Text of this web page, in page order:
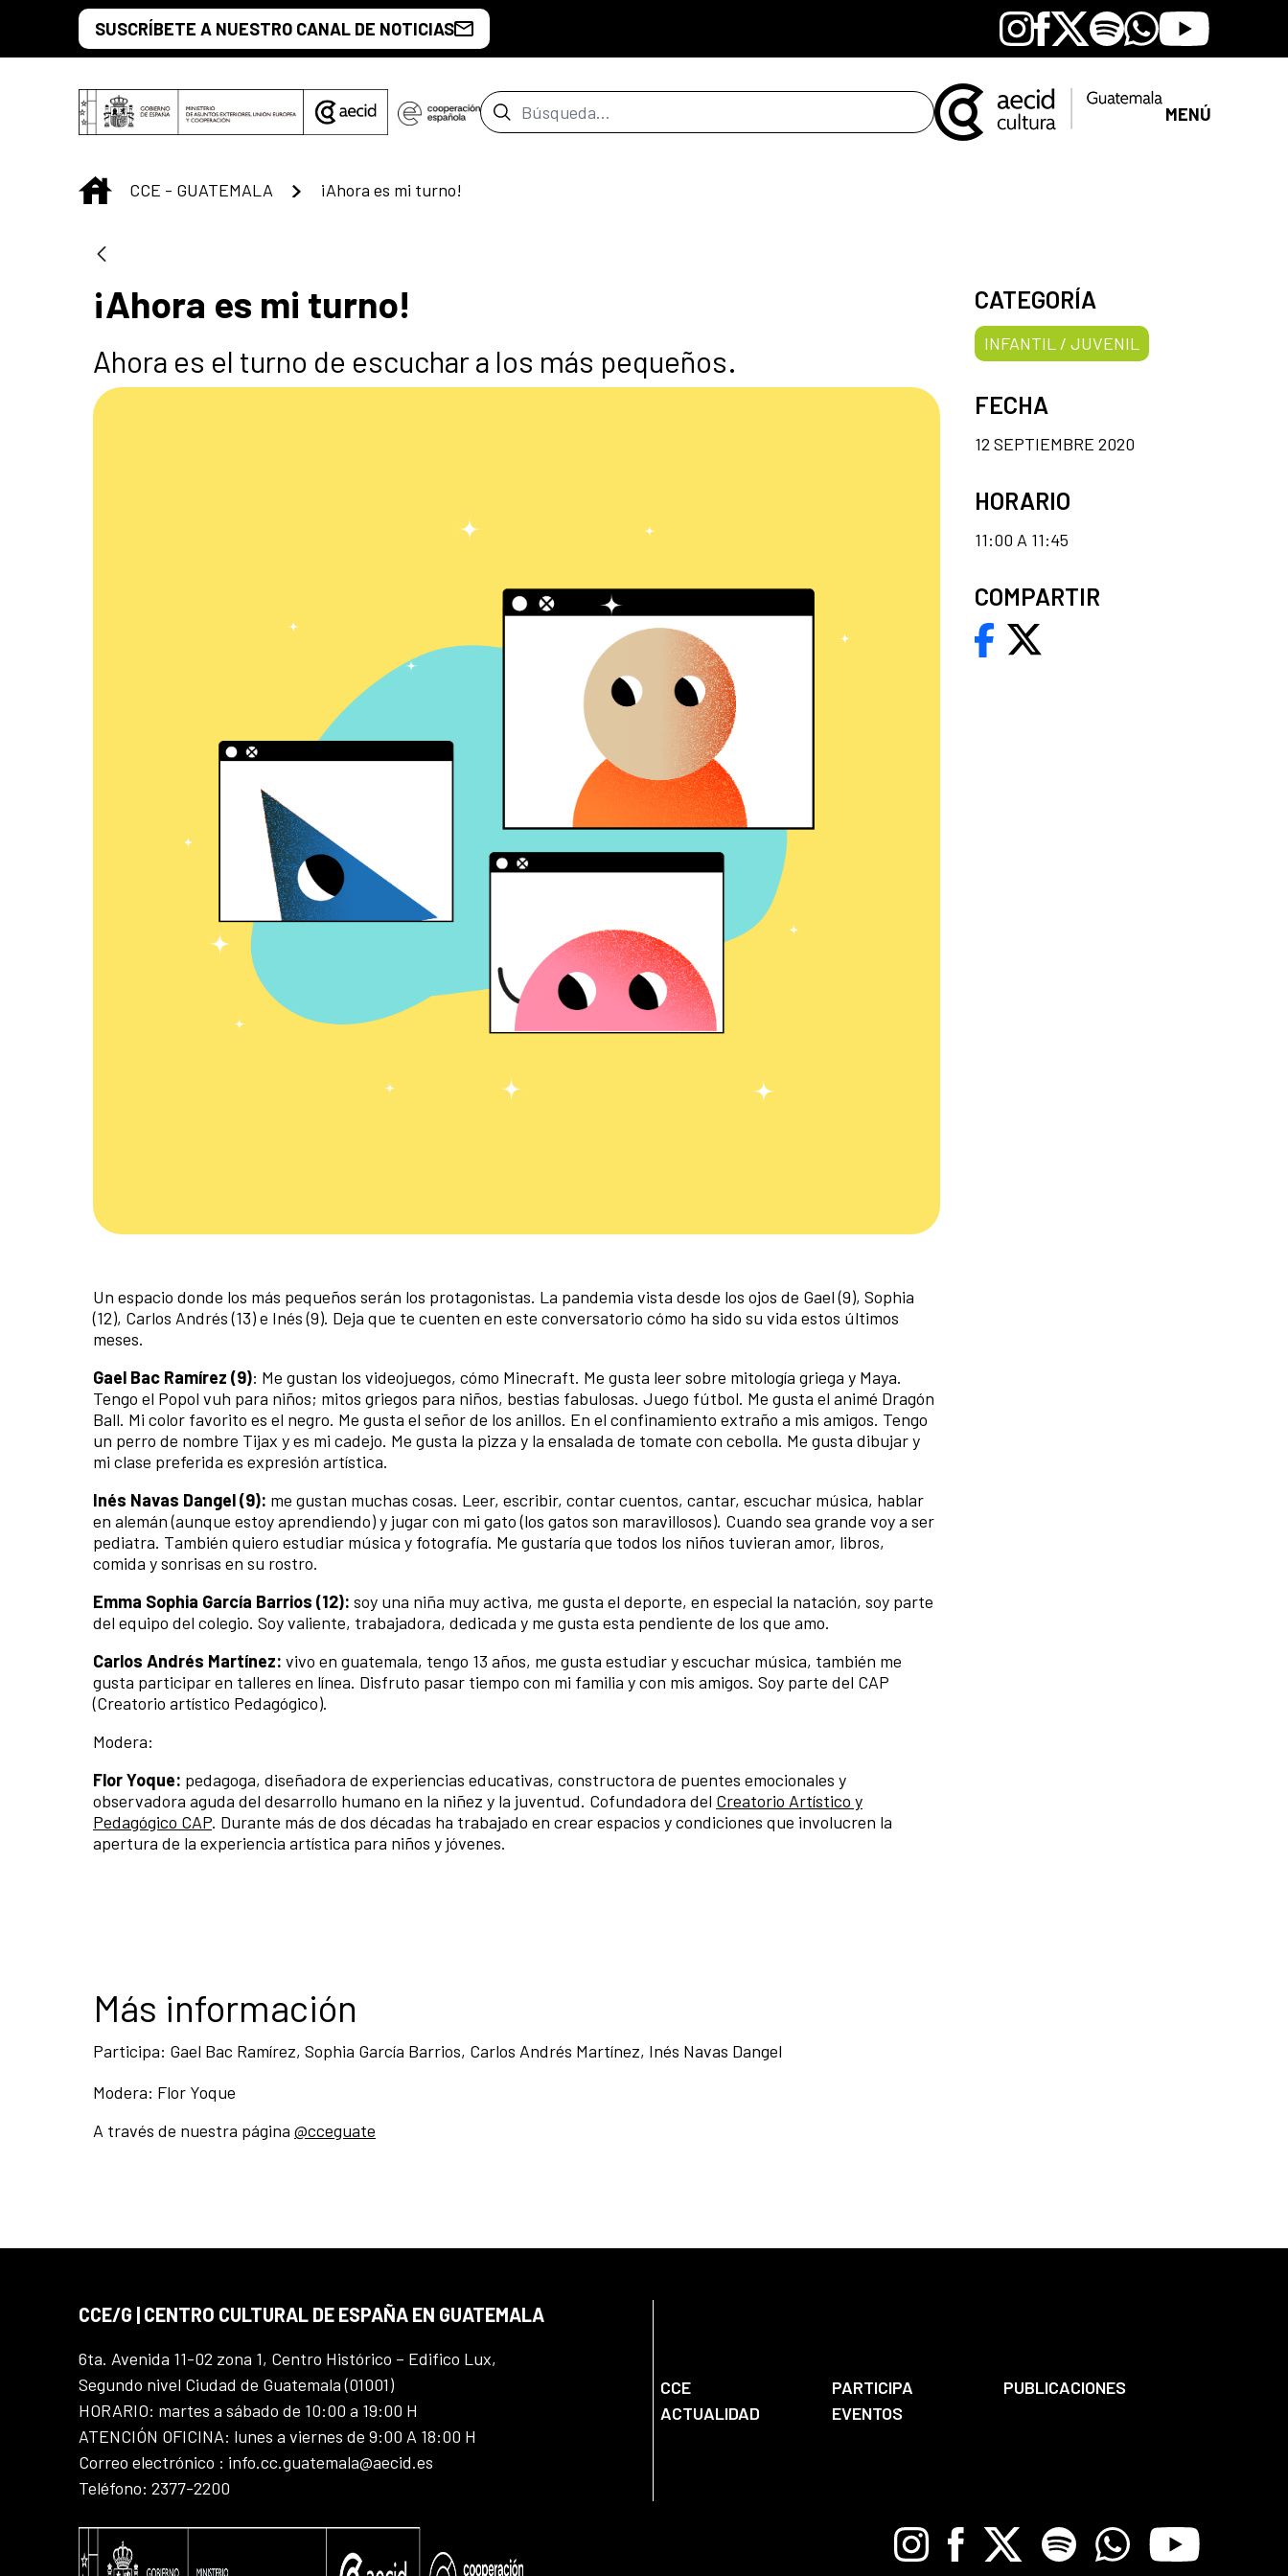
Saltar al contenido principal
SUSCRÍBETE A NUESTRO CANAL DE NOTICIAS Instagram
Facebook
X SpotifyWhatsapp
Youtube
Barra de búsqueda MENÚ
INICIO
CCE - GUATEMALA ¡Ahora es mi turno!
¡Ahora es mi turno!
Ahora es el turno de escuchar a los más pequeños.
Un espacio donde los más pequeños serán los protagonistas. La pandemia vista desde los ojos de Gael (9), Sophia
(12), Carlos Andrés (13) e Inés (9). Deja que te cuenten en este conversatorio cómo ha sido su vida estos últimos
meses.
Gael Bac Ramírez (9): Me gustan los videojuegos, cómo Minecraft. Me gusta leer sobre mitología griega y Maya.
Tengo el Popol vuh para niños; mitos griegos para niños, bestias fabulosas. Juego fútbol. Me gusta el animé Dragón
Ball. Mi color favorito es el negro. Me gusta el señor de los anillos. En el confinamiento extraño a mis amigos. Tengo
un perro de nombre Tijax y es mi cadejo. Me gusta la pizza y la ensalada de tomate con cebolla. Me gusta dibujar y
mi clase preferida es expresión artística.
Inés Navas Dangel (9): me gustan muchas cosas. Leer, escribir, contar cuentos, cantar, escuchar música, hablar
en alemán (aunque estoy aprendiendo) y jugar con mi gato (los gatos son maravillosos). Cuando sea grande voy a ser
pediatra. También quiero estudiar música y fotografía. Me gustaría que todos los niños tuvieran amor, libros,
comida y sonrisas en su rostro.
Emma Sophia García Barrios (12): soy una niña muy activa, me gusta el deporte, en especial la natación, soy parte
del equipo del colegio. Soy valiente, trabajadora, dedicada y me gusta esta pendiente de los que amo.
Carlos Andrés Martínez: vivo en guatemala, tengo 13 años, me gusta estudiar y escuchar música, también me
gusta participar en talleres en línea. Disfruto pasar tiempo con mi familia y con mis amigos. Soy parte del CAP
(Creatorio artístico Pedagógico).
Modera:
Flor Yoque: pedagoga, diseñadora de experiencias educativas, constructora de puentes emocionales y
observadora aguda del desarrollo humano en la niñez y la juventud. Cofundadora del Creatorio Artístico y
Pedagógico CAP. Durante más de dos décadas ha trabajado en crear espacios y condiciones que involucren la
apertura de la experiencia artística para niños y jóvenes.
Más información
Participa: Gael Bac Ramírez, Sophia García Barrios, Carlos Andrés Martínez, Inés Navas Dangel
Modera: Flor Yoque
A través de nuestra página @cceguate
CATEGORÍA
INFANTIL / JUVENIL
FECHA
12 SEPTIEMBRE 2020
HORARIO
11:00 A 11:45
COMPARTIR
CCE/G | CENTRO CULTURAL DE ESPAÑA EN GUATEMALA
6ta. Avenida 11-02 zona 1, Centro Histórico – Edifico Lux,
Segundo nivel Ciudad de Guatemala (01001)
HORARIO: martes a sábado de 10:00 a 19:00 H
ATENCIÓN OFICINA: lunes a viernes de 9:00 A 18:00 H
Correo electrónico : info.cc.guatemala@aecid.es
Teléfono: 2377-2200
CCE PARTICIPA
PUBLICACIONES
ACTUALIDAD
EVENTOS
InstagramFacebook
X Spotify WhatsappYoutube